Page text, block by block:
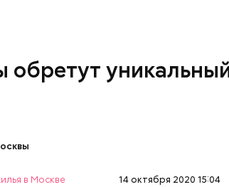
обретут
в Москве 14 октября 2020 15:04
реновации мы находимся в
с желанием людей уйти из
опасения касательно
которые несет в себе реновация.
— слишком высокие дома.
мест. Мы сравнивали Москву с
похожи ключевыми